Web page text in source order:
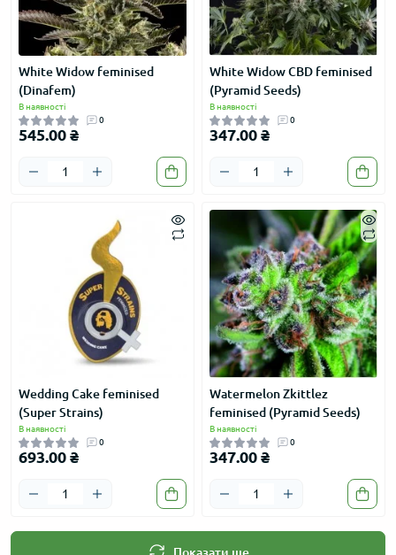
White Widow feminised
(Dinafem)
В наявності
0
545.00 ₴
White Widow CBD feminised
(Pyramid Seeds)
В наявності
0
347.00 ₴
Wedding Cake feminised
(Super Strains)
В наявності
0
693.00 ₴
Watermelon Zkittlez
feminised (Pyramid Seeds)
В наявності
0
347.00 ₴
Показати ще